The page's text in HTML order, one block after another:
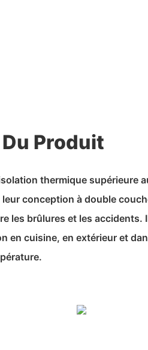
Produit
thermique supérieure
conception à double
les brûlures et les accidents.
en cuisine, en extérieur et